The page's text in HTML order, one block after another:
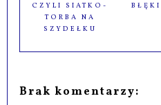
CZYLI SIATKO-
TORBA NA
SZYDEŁKU
Brak komentarzy: